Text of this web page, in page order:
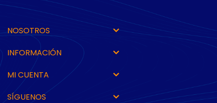
NOSOTROS
INFORMACIÓN
MI CUENTA
SÍGUENOS